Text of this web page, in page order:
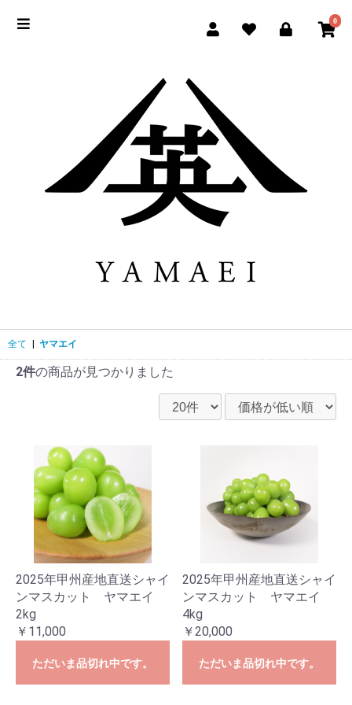
0
全て ヤマエイ
2件の商品が見つかりました
2025年甲州産地直送シャイ
ンマスカット ヤマエイ
2kg
￥11,000
ただいま品切れ中です。
2025年甲州産地直送シャイ
ンマスカット ヤマエイ
4kg
￥20,000
ただいま品切れ中です。